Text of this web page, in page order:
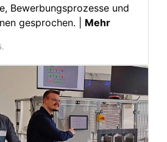
Bewerbungsprozesse und
gesprochen. | Mehr